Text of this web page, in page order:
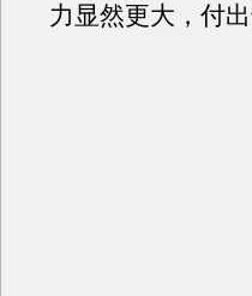
力显然更大，付出